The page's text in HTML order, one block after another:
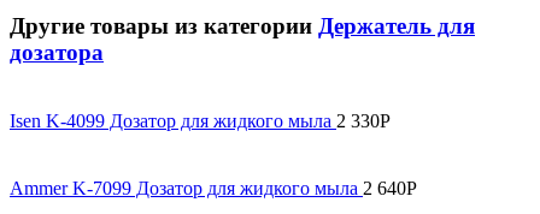
Другие товары из категории Держатель для
дозатора
Isen K-4099 Дозатор для жидкого мыла 2 330Р
Ammer K-7099 Дозатор для жидкого мыла 2 640Р